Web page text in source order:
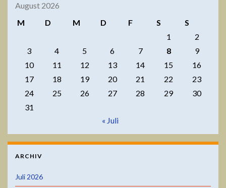
August 2026
M
D M D F S
S
1
2
3
4 5 6 7 8
9
10
11 12 13 14 15
16
17
18 19 20 21 22
23
24
25 26 27 28 29
30
31
« Juli
ARCHIV
Juli 2026